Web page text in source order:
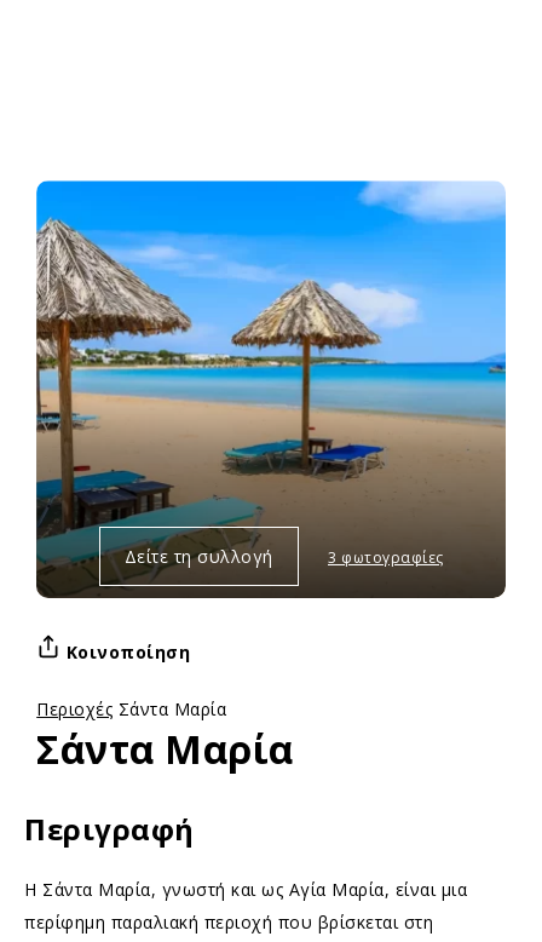
Δείτε τη συλλογή 3 φωτογραφίες
Περιοχές Σάντα Μαρία
Σάντα Μαρία
Κοινοποίηση
Περιγραφή
Η Σάντα Μαρία, γνωστή και ως Αγία Μαρία, είναι μια
περίφημη παραλιακή περιοχή που βρίσκεται στη